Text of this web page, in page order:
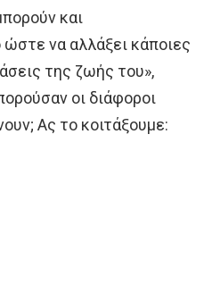
και
να αλλάξει κάποιες
της ζωής του»,
οι διάφοροι
Ας το κοιτάξουμε: